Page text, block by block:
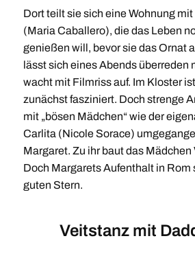
Dort teilt sie sich eine Wohnung
(Maria Caballero), die das Leben
genießen will, bevor sie das Ornat
lässt sich eines Abends überreden
wacht mit Filmriss auf. Im Kloster
zunächst fasziniert. Doch strenge
mit „bösen Mädchen“ wie der
Carlita (Nicole Sorace)
Margaret. Zu ihr baut das Mädchen
Doch Margarets Aufenthalt in Rom
guten Stern.
Veitstanz mit